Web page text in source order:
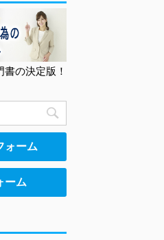
の決定版！
ォーム
ーム